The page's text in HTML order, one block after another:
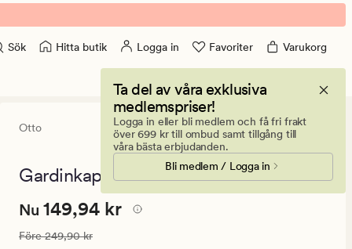
Sök Hitta butik Logga in Favoriter Varukorg
Ta del av våra exklusiva
medlemspriser!
Logga in eller bli medlem och få fri frakt
över 699 kr till ombud samt tillgång till
våra bästa erbjudanden.
Bli medlem / Logga in
Otto
3
med
betyg
4
Gardinkappa lång sand - 250x70 cm
Nuvarande
149,94
Nuvarande pris
Nu 149,94 kr
Ordinarie pris 249,90 kr
Före249,90 kr